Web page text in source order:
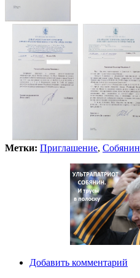
Метки: Приглашение, Собянин
Добавить комментарий